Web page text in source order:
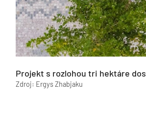
Projekt s rozlohou tri hektáre
Zdroj: Ergys Zhabjaku